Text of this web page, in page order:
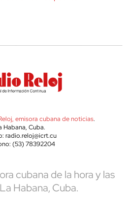
emisora cubana de noticias.
Habana, Cuba.
radio.reloj@icrt.cu
(53) 78392204
cubana de la hora y las
Habana, Cuba.